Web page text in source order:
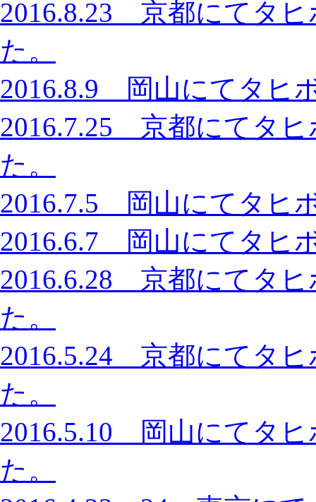
2016.8.23 京都にてタ
た。
2016.8.9 岡山にてタヒ
2016.7.25 京都にてタ
た。
2016.7.5 岡山にてタヒ
2016.6.7 岡山にてタヒ
2016.6.28 京都にてタ
た。
2016.5.24 京都にてタ
た。
2016.5.10 岡山にてタ
た。